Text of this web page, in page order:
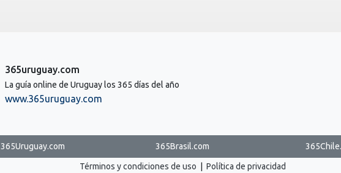
365uruguay.com
La guía online de Uruguay los 365 días del año
www.365uruguay.com
365Uruguay.com 365Brasil.com
Términos y condiciones de uso Política de privacidad